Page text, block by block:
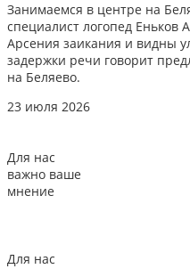
Занимаемся в центре на
специалист логопед Еньков
Арсения заикания и видны
задержки речи говорит
на Беляево.
23 июля 2026
Для нас
важно ваше
мнение
Для нас